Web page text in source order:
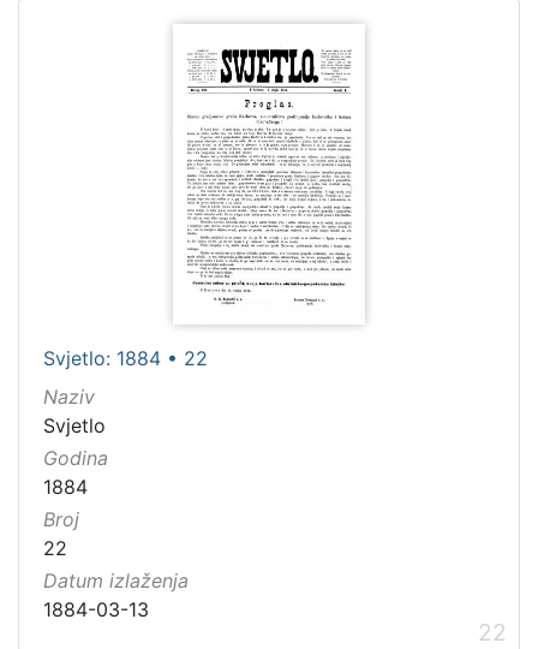
Svjetlo: 1884 • 22
Naziv
Svjetlo
Godina
1884
Broj
22
Datum izlaženja
1884-03-13
22